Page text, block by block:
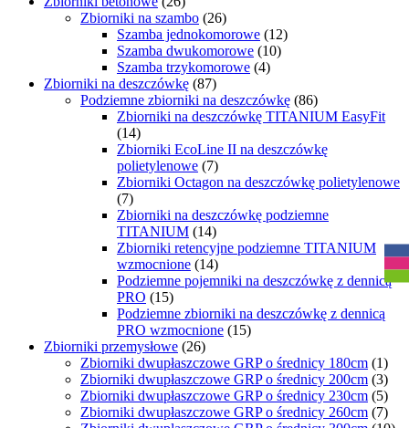
Zbiorniki na szambo (26)
Szamba jednokomorowe (12)
Szamba dwukomorowe (10)
Szamba trzykomorowe (4)
Zbiorniki na deszczówkę (87)
Podziemne zbiorniki na deszczówkę (86)
Zbiorniki na deszczówkę TITANIUM EasyFit
(14)
Zbiorniki EcoLine II na deszczówkę
polietylenowe (7)
Zbiorniki Octagon na deszczówkę polietylenowe
(7)
Zbiorniki na deszczówkę podziemne
TITANIUM (14)
Zbiorniki retencyjne podziemne TITANIUM
wzmocnione (14)
Podziemne pojemniki na deszczówkę z dennicą
PRO (15)
Podziemne zbiorniki na deszczówkę z dennicą
PRO wzmocnione (15)
Zbiorniki przemysłowe (26)
Zbiorniki dwupłaszczowe GRP o średnicy 180cm (1)
Zbiorniki dwupłaszczowe GRP o średnicy 200cm (3)
Zbiorniki dwupłaszczowe GRP o średnicy 230cm (5)
Zbiorniki dwupłaszczowe GRP o średnicy 260cm (7)